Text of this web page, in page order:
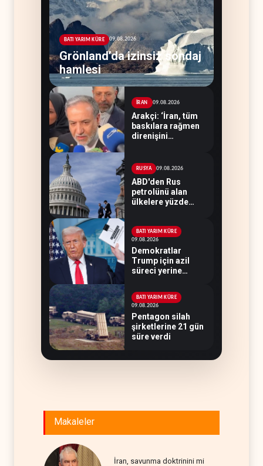
BATI YARIM KÜRE 09.08.2026
Grönland’da izinsiz sondaj
hamlesi
İRAN 09.08.2026
Arakçi: ‘İran, tüm
baskılara rağmen
direnişini
RUSYA 09.08.2026
ABD'den Rus
petrolünü alan
ülkelere yüzde
BATI YARIM KÜRE
09.08.2026
Demokratlar
Trump için azil
süreci yerine
hazırlıyor
BATI YARIM KÜRE
09.08.2026
Pentagon silah
şirketlerine 21 gün
süre verdi
Makaleler
İran, savunma doktrinini mi